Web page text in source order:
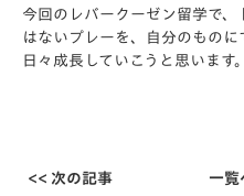
今回のレバークーゼン留学で
はないプレーを、自分のものに
日々成長していこうと思います。
<< 次の記事 一覧